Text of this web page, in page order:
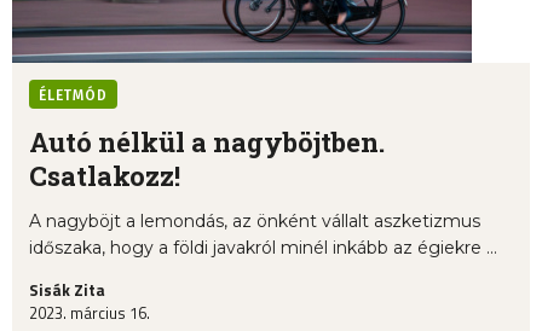
ÉLETMÓD
Autó nélkül a nagyböjtben.
Csatlakozz!
A nagyböjt a lemondás, az önként vállalt aszketizmus
időszaka, hogy a földi javakról minél inkább az égiekre ...
Sisák Zita
2023. március 16.